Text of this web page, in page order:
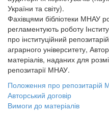
України та світу).
Фахівцями бібліотеки МНАУ
регламентують роботу
про інституційний
аграрного університету,
матеріалів, наданих для
репозитарії МНАУ.
Положення про репозитарій
Авторський договір
Вимоги до матеріалів